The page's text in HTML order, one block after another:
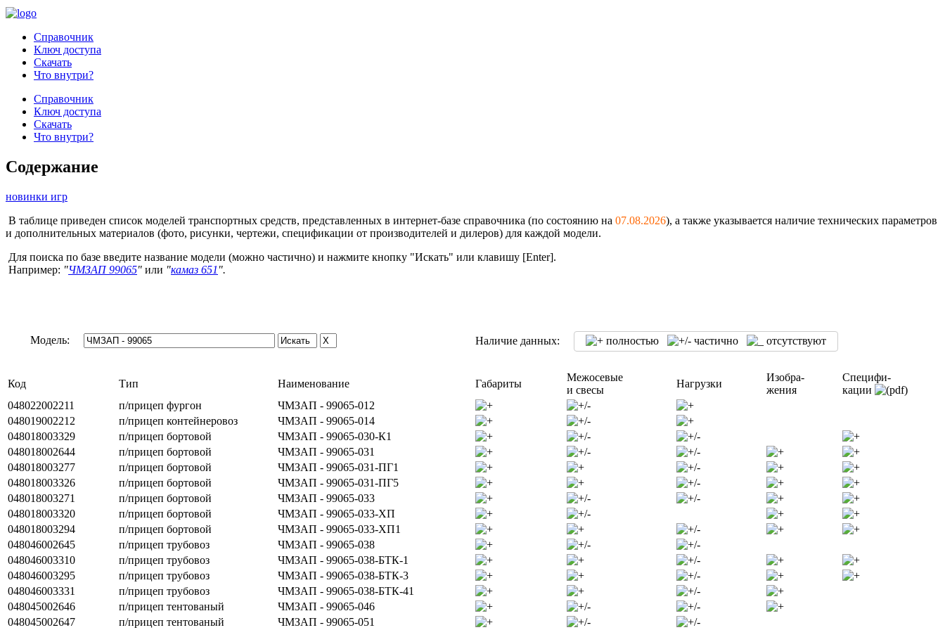
Справочник
Ключ доступа
Скачать
Что внутри?
Справочник
Ключ доступа
Скачать
Что внутри?
Содержание
новинки игр
В таблице приведен список моделей транспортных средств, представленных в интернет-базе справочника (по состоянию на 07.08.2026), а также указывается наличие технических параметров
и дополнительных материалов (фото, рисунки, чертежи, спецификации от производителей и дилеров) для каждой модели.
Для поиска по базе введите название модели (можно частично) и нажмите кнопку "Искать" или клавишу [Enter].
Например: "ЧМЗАП 99065" или "камаз 651 ".
Модель: Наличие данных: полностью частично отсутствуют
Код Тип Наименование Габариты
Межосевые
и свесы
Нагрузки
Изобра-
жения
Специфи-
кации
048022002211
п/прицеп фургон
ЧМЗАП - 99065-012
048019002212
п/прицеп контейнеровоз
ЧМЗАП - 99065-014
048018003329
п/прицеп бортовой
ЧМЗАП - 99065-030-К1
048018002644
п/прицеп бортовой
ЧМЗАП - 99065-031
048018003277
п/прицеп бортовой
ЧМЗАП - 99065-031-ПГ1
048018003326
п/прицеп бортовой
ЧМЗАП - 99065-031-ПГ5
048018003271
п/прицеп бортовой
ЧМЗАП - 99065-033
048018003320
п/прицеп бортовой
ЧМЗАП - 99065-033-ХП
048018003294
п/прицеп бортовой
ЧМЗАП - 99065-033-ХП1
048046002645
п/прицеп трубовоз
ЧМЗАП - 99065-038
048046003310
п/прицеп трубовоз
ЧМЗАП - 99065-038-БТК-1
048046003295
п/прицеп трубовоз
ЧМЗАП - 99065-038-БТК-3
048046003331
п/прицеп трубовоз
ЧМЗАП - 99065-038-БТК-41
048045002646
п/прицеп тентованый
ЧМЗАП - 99065-046
048045002647
п/прицеп тентованый ЧМЗАП - 99065-051